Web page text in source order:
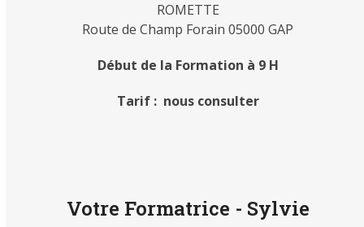
ROMETTE
Route de Champ Forain 05000 GAP
Début de la Formation à 9 H
Tarif : nous consulter
Votre Formatrice - Sylvie